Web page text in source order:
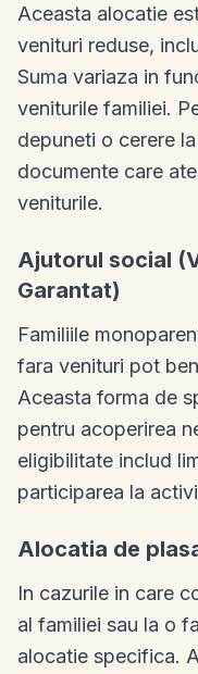
Aceasta alocatie
venituri reduse,
Suma variaza in
veniturile familiei.
depuneti o cerere
documente care
veniturile.
Ajutorul social
Garantat)
Familiile
fara venituri pot
Aceasta forma de
pentru acoperirea
eligibilitate includ
participarea la
Alocatia de
In cazurile in care
al familiei sau la o
alocatie specifica.